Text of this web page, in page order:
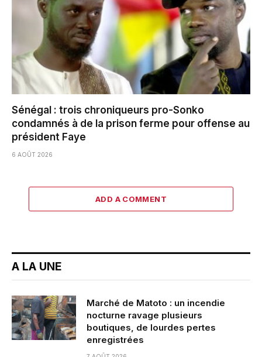
Sénégal : trois chroniqueurs pro-Sonko
condamnés à de la prison ferme pour offense au
président Faye
6 AOÛT 2026
ADD A COMMENT
A LA UNE
Marché de Matoto : un incendie
nocturne ravage plusieurs
boutiques, de lourdes pertes
enregistrées